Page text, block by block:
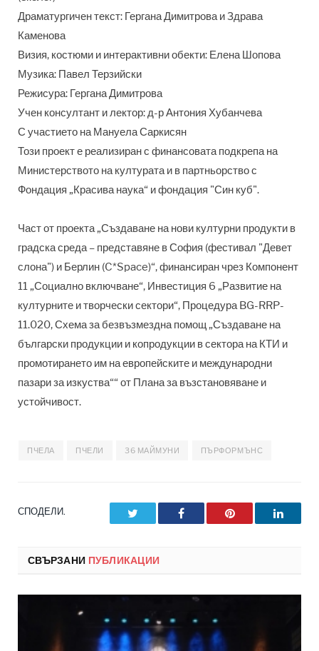
Драматургичен текст: Гергана Димитрова и Здрава
Каменова
Визия, костюми и интерактивни обекти: Елена Шопова
Музика: Павел Терзийски
Режисура: Гергана Димитрова
Учен консултант и лектор: д-р Антония Хубанчева
С участието на Мануела Саркисян
Този проект е реализиран с финансовата подкрепа на
Министерството на културата и в партньорство с
Фондация „Красива наука“ и фондация "Син куб".
Част от проекта „Създаване на нови културни продукти в
градска среда – представяне в София (фестивал "Девет
слона") и Берлин (C*Space)“, финансиран чрез Компонент
11 „Социално включване“, Инвестиция 6 „Развитие на
културните и творчески сектори“, Процедура BG-RRP-
11.020, Схема за безвъзмездна помощ „Създаване на
български продукции и копродукции в сектора на КТИ и
промотирането им на европейските и международни
пазари за изкуства““ от Плана за възстановяване и
устойчивост.
ПЧЕЛА ПЧЕЛИ 36 МАЙМУНИ ПЪРФОРМЪНС
СПОДЕЛИ. Facebook Pinterest
СВЪРЗАНИ ПУБЛИКАЦИИ